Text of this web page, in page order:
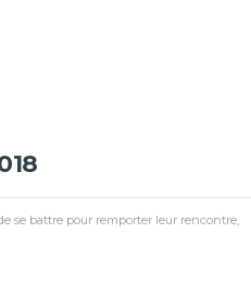
se battre pour remporter leur rencontre,